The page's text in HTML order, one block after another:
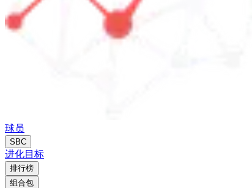
球员
SBC
进化目标
排行榜
组合包